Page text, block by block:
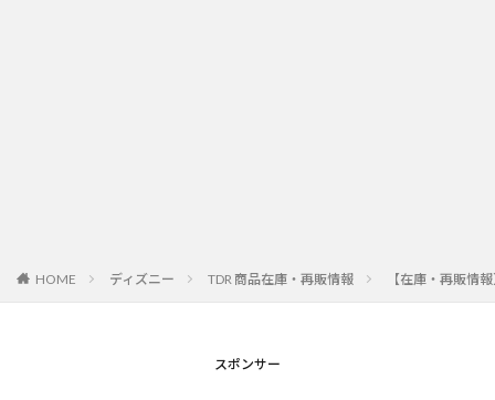
HOME ディズニー TDR 商品在庫・再販情報 【在庫・再販情
スポンサー